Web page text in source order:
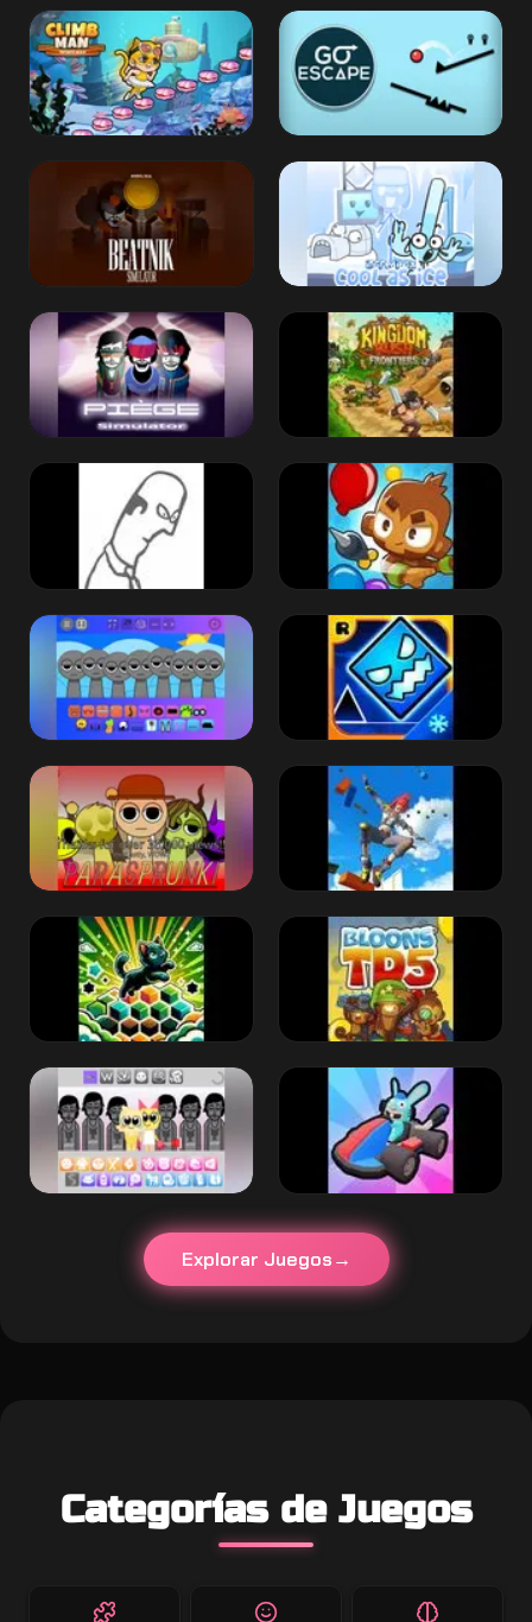
Explorar Juegos
Categorías de Juegos